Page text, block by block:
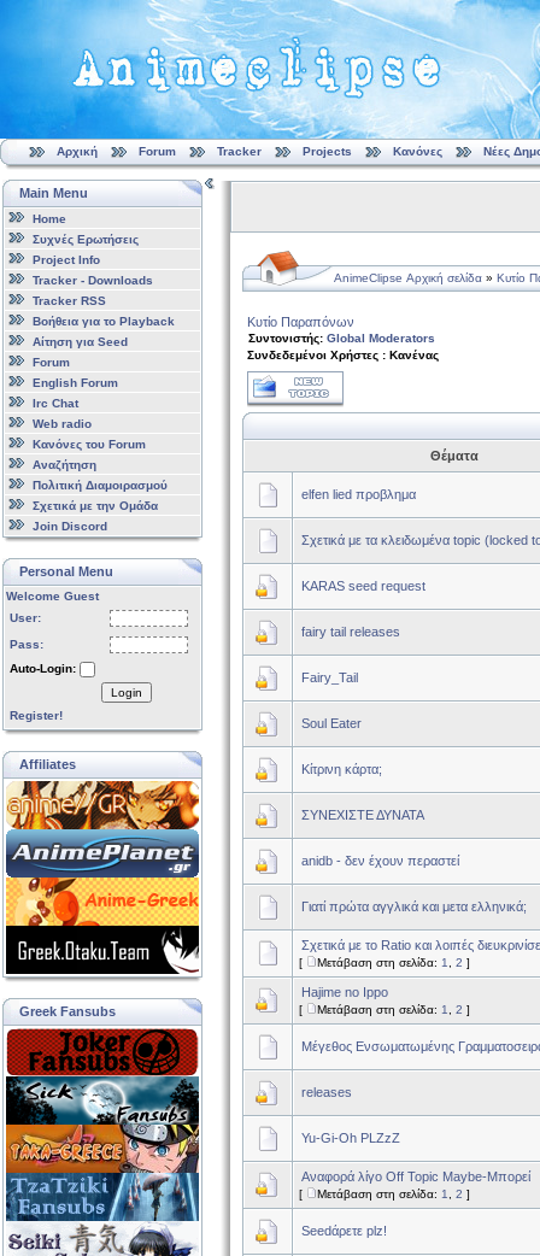
Αρχική Forum Tracker Projects Κανόνες Νέες
Main Menu
Home
Συχνές Ερωτήσεις
Project Info
Tracker - Downloads
Tracker RSS
Βοήθεια για το Playback
Αίτηση για Seed
Forum
English Forum
Irc Chat
Web radio
Κανόνες του Forum
Αναζήτηση
Πολιτική Διαμοιρασμού
Σχετικά με την Ομάδα
Join Discord
Personal Menu
Welcome Guest
User:
Pass:
Auto-Login:
Login
Register!
Affiliates
Greek Fansubs
AnimeClipse Αρχική σελίδα » Κυτίο
Κυτίο Παραπόνων
Συντονιστής: Global Moderators
Συνδεδεμένοι Χρήστες : Κανένας
Θέματα
elfen lied προβλημα
Σχετικά με τα κλειδωμένα topic (locked
KARAS seed request
fairy tail releases
Fairy_Tail
Soul Eater
Κίτρινη κάρτα;
ΣΥΝΕΧΙΣΤΕ ΔΥΝΑΤΑ
anidb - δεν έχουν περαστεί
Γιατί πρώτα αγγλικά και μετα ελληνικά;
Σχετικά με το Ratio και λοιπές
[ Μετάβαση στη σελίδα: 1 2 ]
Hajime no Ippo
[ Μετάβαση στη σελίδα: 1 2 ]
Μέγεθος Ενσωματωμένης
releases
Yu-Gi-Oh PLZzZ
Αναφορά λίγο Off Topic Maybe-Μπορεί
[ Μετάβαση στη σελίδα: 1 2 ]
Seedάρετε plz!